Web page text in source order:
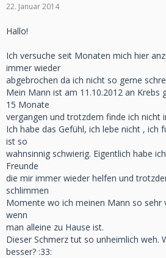
22. Januar 2014
Hallo!
Ich versuche seit Monaten mich hier
immer wieder
abgebrochen da ich nicht so gerne
Mein Mann ist am 11.10.2012 an Krebs
15 Monate
vergangen und trotzdem finde ich nicht
Ich habe das Gefühl, ich lebe nicht , ich
ist so
wahnsinnig schwierig. Eigentlich habe
Freunde
die mir immer wieder helfen und
schlimmen
Momente wo ich meinen Mann so sehr
wenn
man alleine zu Hause ist.
Dieser Schmerz tut so unheimlich weh.
besser? :33: